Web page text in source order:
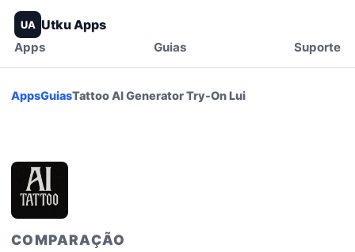
UA Utku Apps
Apps Guias Suporte
AppsGuiasTattoo AI Generator Try-On Lui
COMPARAÇÃO